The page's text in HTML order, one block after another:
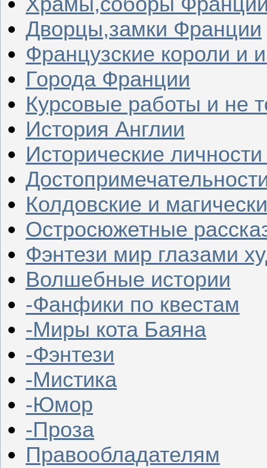
Дворцы,замки Франции
Французские короли и
Города Франции
Курсовые работы и не
История Англии
Исторические
Колдовские и
Остросюжетные
Фэнтези мир глазами
Волшебные истории
-Фанфики по квестам
-Миры кота Баяна
-Фэнтези
-Мистика
-Юмор
-Проза
Правообладателям